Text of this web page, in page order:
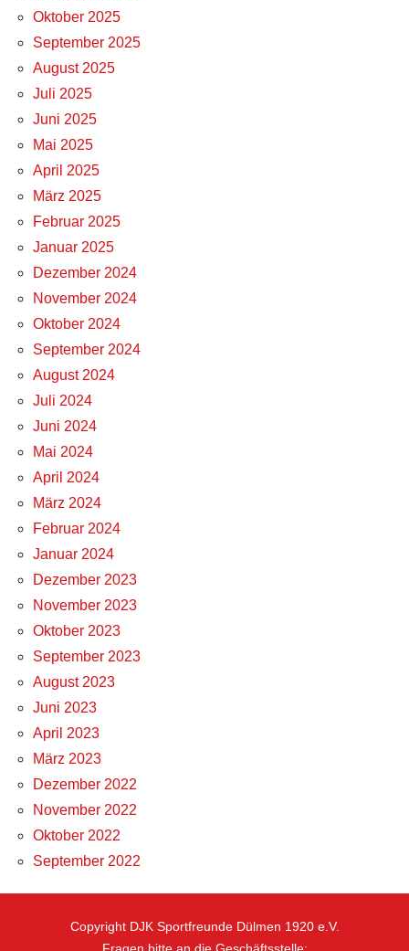
Oktober 2025
September 2025
August 2025
Juli 2025
Juni 2025
Mai 2025
April 2025
März 2025
Februar 2025
Januar 2025
Dezember 2024
November 2024
Oktober 2024
September 2024
August 2024
Juli 2024
Juni 2024
Mai 2024
April 2024
März 2024
Februar 2024
Januar 2024
Dezember 2023
November 2023
Oktober 2023
September 2023
August 2023
Juni 2023
April 2023
März 2023
Dezember 2022
November 2022
Oktober 2022
September 2022
Copyright DJK Sportfreunde Dülmen 1920 e.V.